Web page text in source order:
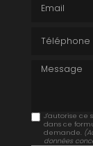
Message
J'autorise ce
dans ce
demande.
données